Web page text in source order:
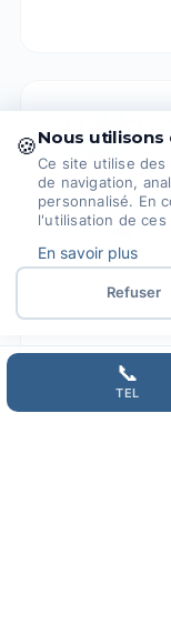
Combien
mobile ?
entre490€ et
Unerefonte
à 1500€ HT.
📞
TEL
🍪Nous utilisons
Ce site utilise des
de navigation,
personnalisé. En
l'utilisation de ces
En savoir plus
Refuser